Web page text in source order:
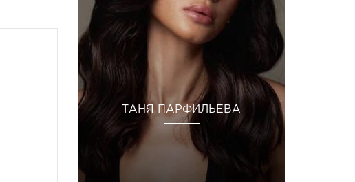
ТАНЯ ПАРФИЛЬЕВА